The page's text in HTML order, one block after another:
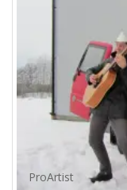
ProArtist